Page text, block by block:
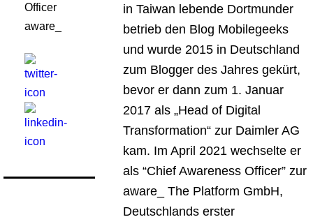
Officer
aware_
in Taiwan lebende Dortmunder
betrieb den Blog Mobilegeeks
und wurde 2015 in Deutschland
zum Blogger des Jahres gekürt,
bevor er dann zum 1. Januar
2017 als „Head of Digital
Transformation“ zur Daimler AG
kam. Im April 2021 wechselte er
als “Chief Awareness Officer” zur
aware_ The Platform GmbH,
Deutschlands erster